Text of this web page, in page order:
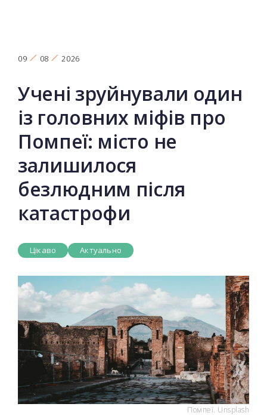
09 08 2026
Учені зруйнували один
із головних міфів про
Помпеї: місто не
залишилося
безлюдним після
катастрофи
Цікаво Актуально
Помпеї. Unsplash